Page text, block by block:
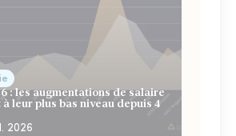
: les augmentations de salaire
leur plus bas niveau depuis 4
2026